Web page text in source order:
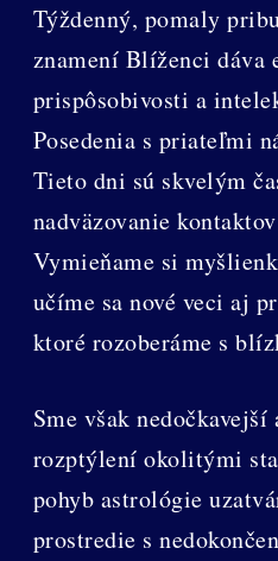
Týždenný, pomaly
znamení Blíženci
prispôsobivosti a
Posedenia s priateľmi
Tieto dni sú skvelým
nadväzovanie
Vymieňame si
učíme sa nové veci aj
ktoré rozoberáme s
Sme však
rozptýlení okolitými
pohyb astrológie
prostredie s